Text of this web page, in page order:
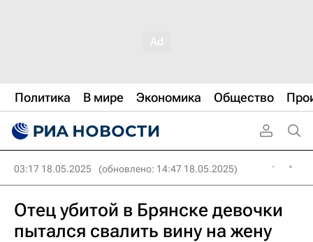
Политика В мире Экономика Общество
03:17 18.05.2025 (обновлено: 14:47 18.05.2025)
Отец убитой в Брянске девочки
пытался свалить вину на жену